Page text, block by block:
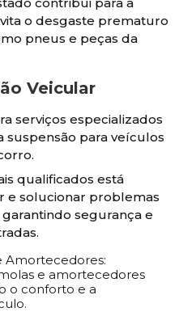
o desgaste prematuro
pneus e peças da
Veicular
serviços especializados
para veículos
qualificados está
e solucionar problemas
segurança e
e amortecedores
o conforto e a